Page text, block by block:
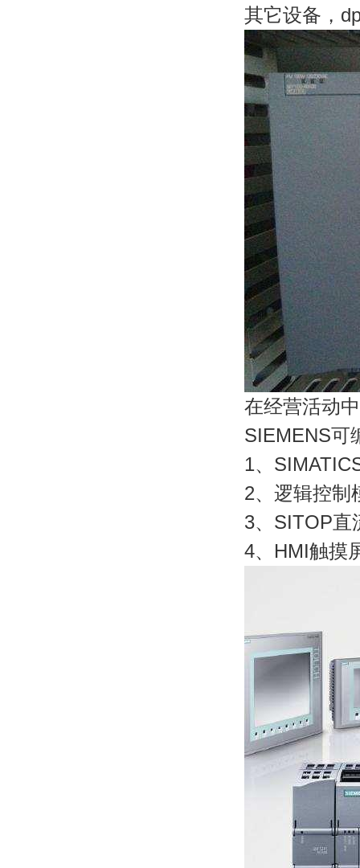
其它设备，
在经营活动
SIEMENS可
1、
2、逻辑控制
3、SITOP直
4、HMI触摸